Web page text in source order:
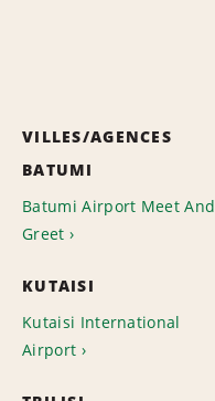
VILLES/AGENCES
BATUMI
Batumi Airport Meet And
Greet
KUTAISI
Kutaisi International
Airport